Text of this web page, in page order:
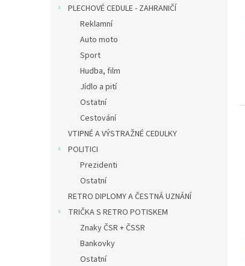
PLECHOVÉ CEDULE - ZAHRANIČÍ
Reklamní
Auto moto
Sport
Hudba, film
Jídlo a pití
Ostatní
Cestování
VTIPNÉ A VÝSTRAŽNÉ CEDULKY
POLITICI
Prezidenti
Ostatní
RETRO DIPLOMY A ČESTNÁ UZNÁNÍ
TRIČKA S RETRO POTISKEM
Znaky ČSR + ČSSR
Bankovky
Ostatní